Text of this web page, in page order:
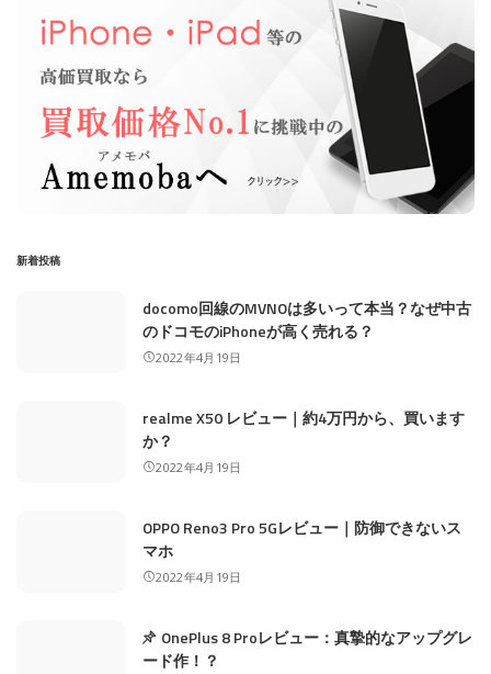
新着投稿
docomo回線のMVNOは多いって本当？なぜ中古
のドコモのiPhoneが高く売れる？
2022年4月19日
realme X50 レビュー｜約4万円から、買います
か？
2022年4月19日
OPPO Reno3 Pro 5Gレビュー｜防御できないス
マホ
2022年4月19日
OnePlus 8 Proレビュー：真摯的なアップグレ
ード作！？